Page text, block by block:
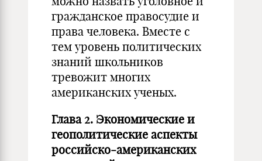
гражданское правосудие и
права человека. Вместе с
тем уровень политических
знаний школьников
тревожит многих
американских ученых.
Глава 2. Экономические и
геополитические аспекты
российско-американских